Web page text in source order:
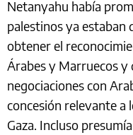
Netanyahu había
palestinos ya estaban
obtener el
Árabes y Marruecos y
negociaciones con
concesión relevante a
Gaza. Incluso